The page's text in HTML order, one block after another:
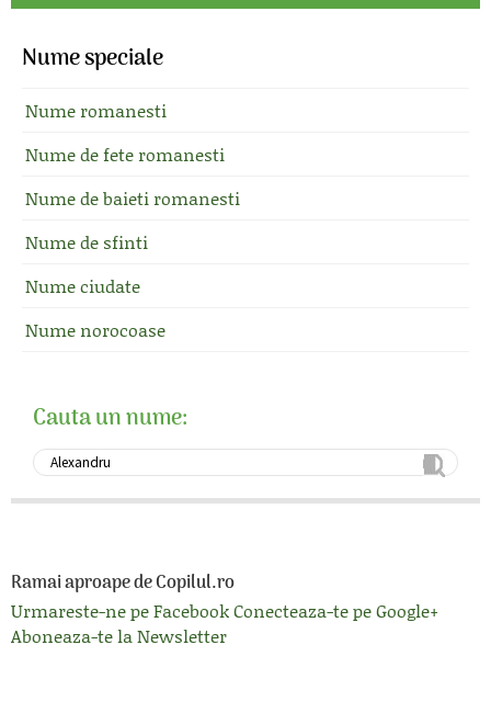
Nume speciale
Nume romanesti
Nume de fete romanesti
Nume de baieti romanesti
Nume de sfinti
Nume ciudate
Nume norocoase
Cauta un nume:
Ramai aproape de Copilul.ro
Urmareste-ne pe FacebookConecteaza-te pe Google+
Aboneaza-te la Newsletter